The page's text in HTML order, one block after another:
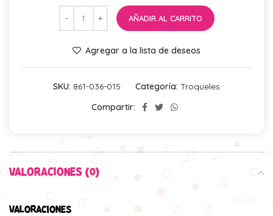
AÑADIR AL CARRITO
Agregar a la lista de deseos
SKU: 861-036-015 Categoría: Troqueles
Compartir:
VALORACIONES (0)
VALORACIONES